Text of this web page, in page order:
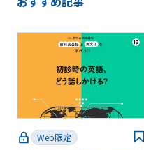
Web限定